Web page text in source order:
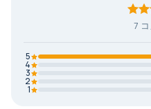
7
5
4
3
2
1